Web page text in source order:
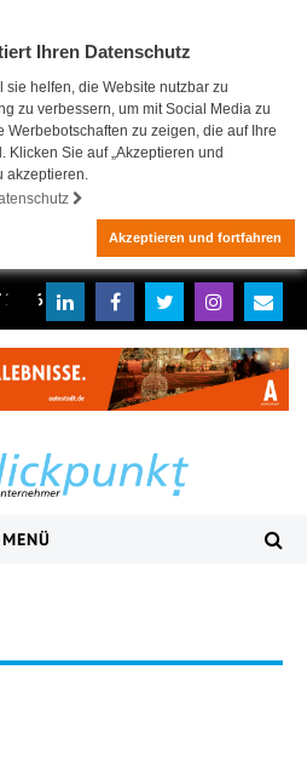
Ihren Datenschutz
helfen, die Website nutzbar zu
zu verbessern, um mit Social Media zu
zu zeigen, die auf Ihre
Klicken Sie auf „Akzeptieren und
akzeptieren.
Akzeptieren und fortfahren
2026
MENÜ